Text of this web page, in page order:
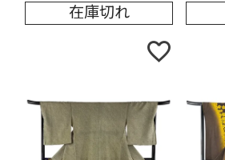
在庫切れ